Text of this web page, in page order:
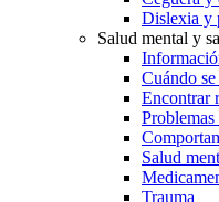
Dislexia y
Salud mental y
Cuándo
Encontrar
Salud
Trauma